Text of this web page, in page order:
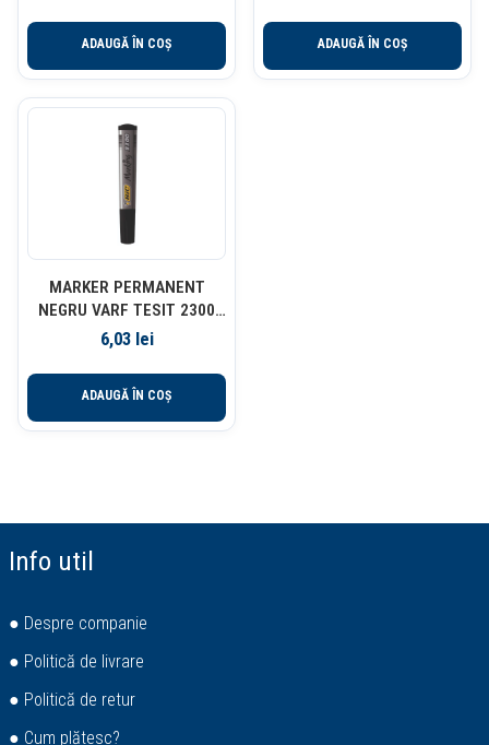
ADAUGĂ ÎN COȘ ADAUGĂ ÎN COȘ
MARKER PERMANENT
NEGRU VARF TESIT 2300
BIC
6,03 lei
ADAUGĂ ÎN COȘ
Info util
● Despre companie
● Politică de livrare
● Politică de retur
● Cum plătesc?